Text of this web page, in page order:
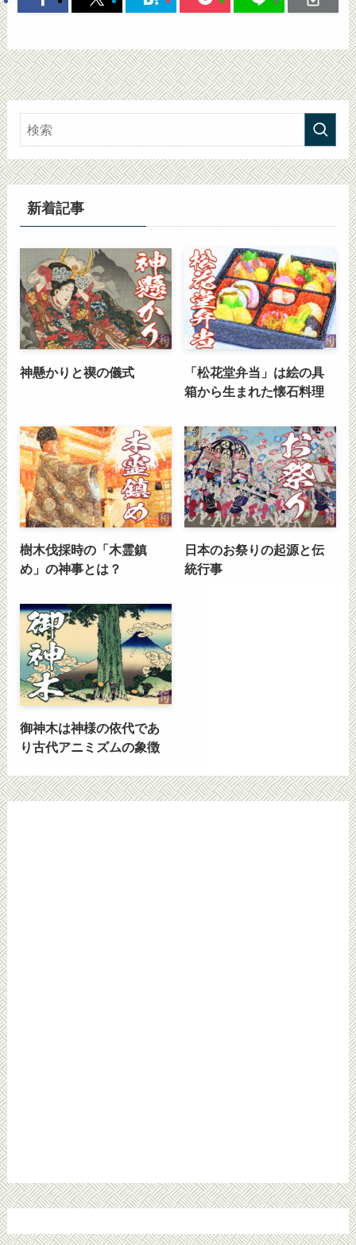
新着記事
神懸かりと禊の儀式
「松花堂弁当」は絵の具
箱から生まれた懐石料理
樹木伐採時の「木霊鎮
め」の神事とは？
日本のお祭りの起源と伝
統行事
御神木は神様の依代であ
り古代アニミズムの象徴